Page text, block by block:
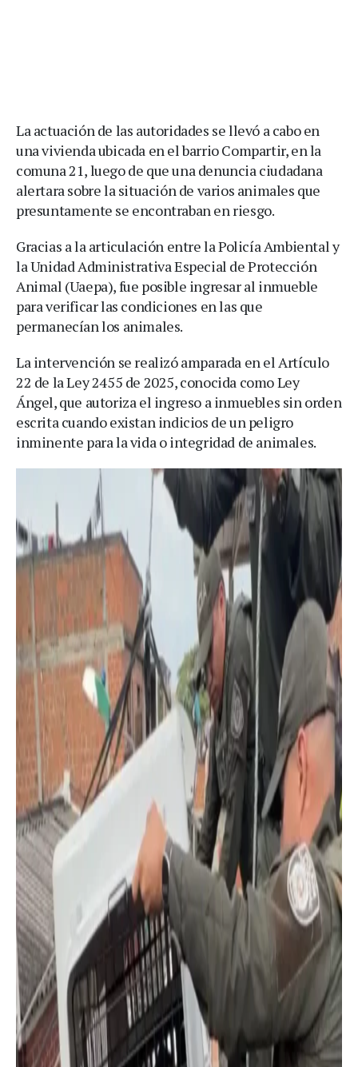
La actuación de las autoridades se llevó a cabo en
una vivienda ubicada en el barrio Compartir, en la
comuna 21, luego de que una denuncia ciudadana
alertara sobre la situación de varios animales que
presuntamente se encontraban en riesgo.
Gracias a la articulación entre la Policía Ambiental y
la Unidad Administrativa Especial de Protección
Animal (Uaepa), fue posible ingresar al inmueble
para verificar las condiciones en las que
permanecían los animales.
La intervención se realizó amparada en el Artículo
22 de la Ley 2455 de 2025, conocida como Ley
Ángel, que autoriza el ingreso a inmuebles sin orden
escrita cuando existan indicios de un peligro
inminente para la vida o integridad de animales.